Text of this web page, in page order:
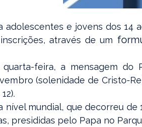
adolescentes e jovens dos 14
através de um
feira, a mensagem
(solenidade de Cristo-
mundial, que decorreu
presididas pelo Papa no